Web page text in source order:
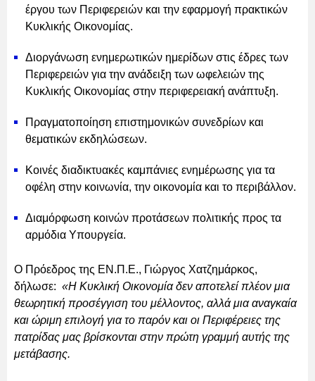
έργου των Περιφερειών και την εφαρμογή πρακτικών
Κυκλικής Οικονομίας.
Διοργάνωση ενημερωτικών ημερίδων στις έδρες των
Περιφερειών για την ανάδειξη των ωφελειών της
Κυκλικής Οικονομίας στην περιφερειακή ανάπτυξη.
Πραγματοποίηση επιστημονικών συνεδρίων και
θεματικών εκδηλώσεων.
Κοινές διαδικτυακές καμπάνιες ενημέρωσης για τα
οφέλη στην κοινωνία, την οικονομία και το περιβάλλον.
Διαμόρφωση κοινών προτάσεων πολιτικής προς τα
αρμόδια Υπουργεία.
Ο Πρόεδρος της ΕΝ.Π.Ε., Γιώργος Χατζημάρκος,
δήλωσε: «Η Κυκλική Οικονομία δεν αποτελεί πλέον μια
θεωρητική προσέγγιση του μέλλοντος, αλλά μια αναγκαία
και ώριμη επιλογή για το παρόν και οι Περιφέρειες της
πατρίδας μας βρίσκονται στην πρώτη γραμμή αυτής της
μετάβασης.